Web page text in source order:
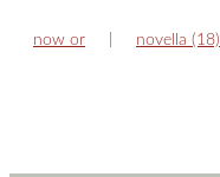
now or novella (18)